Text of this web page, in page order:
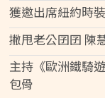
獲邀出席紐約時
撇甩老公囝囝 陳
主持《歐洲鐵騎
包骨